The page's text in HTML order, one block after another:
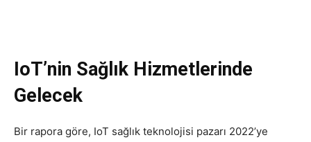
IoT’nin Sağlık Hizmetlerinde
Gelecek
Bir rapora göre, IoT sağlık teknolojisi pazarı 2022’ye